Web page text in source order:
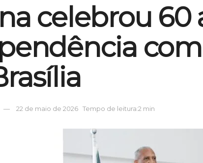
celebrou 60
22 de maio de 2026 Tempo de leitura:2 min